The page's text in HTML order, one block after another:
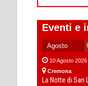
Eventi e
10 Agosto
Cremona
La Notte di San